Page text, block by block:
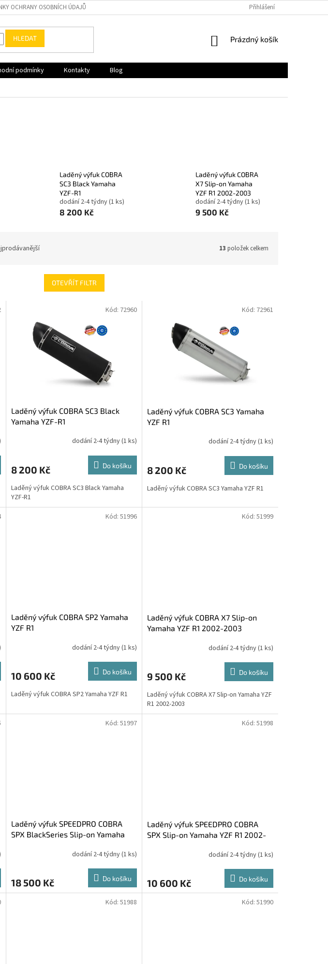
OCHRANY OSOBNÍCH ÚDAJŮ Přihlášení
HLEDAT
NÁKUPNÍ
Prázdný košík
podmínky Kontakty
Blog
Laděný výfuk COBRA
SC3 Black Yamaha
YZF-R1
dodání 2-4 týdny(1 ks)
8 200 Kč
Laděný výfuk COBRA
X7 Slip-on Yamaha
YZF R1 2002-2003
dodání 2-4 týdny(1 ks)
9 500 Kč
13 položek celkem
OTEVŘÍT FILTR
Laděný výfuk COBRA SC3 Black
Yamaha YZF-R1
dodání 2-4 týdny(1 ks)
8 200 Kč Do košíku
Laděný výfuk COBRA SC3 Black Yamaha
YZF-R1
Kód: 72960
Laděný výfuk COBRA SC3 Yamaha
YZF R1
dodání 2-4 týdny(1 ks)
8 200 Kč Do košíku
Laděný výfuk COBRA SC3 Yamaha YZF R1
Kód: 72961
Laděný výfuk COBRA SP2 Yamaha
YZF R1
dodání 2-4 týdny(1 ks)
10 600 Kč Do košíku
Laděný výfuk COBRA SP2 Yamaha YZF R1
Kód: 51996
Laděný výfuk COBRA X7 Slip-on
Yamaha YZF R1 2002-2003
dodání 2-4 týdny(1 ks)
9 500 Kč Do košíku
Laděný výfuk COBRA X7 Slip-on Yamaha YZF
R1 2002-2003
Kód: 51999
Laděný výfuk SPEEDPRO COBRA
SPX BlackSeries Slip-on Yamaha
dodání 2-4 týdny(1 ks)
18 500 Kč Do košíku
Kód: 51997
Laděný výfuk SPEEDPRO COBRA
SPX Slip-on Yamaha YZF R1 2002-
dodání 2-4 týdny(1 ks)
10 600 Kč Do košíku
Kód: 51998
Kód: 51988 Kód: 51990